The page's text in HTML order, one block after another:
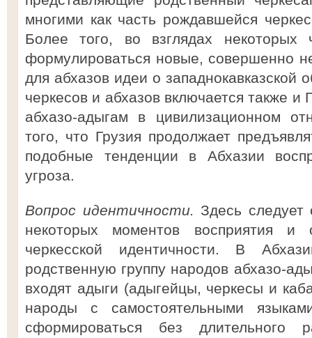
многими как часть рождавшейся
Более того, во взглядах некоторых
формулироваться новые, совершенно
для абхазов идеи о западнокавказской
черкесов и абхазов включается также и
абхазо-адыгам в цивилизационном
того, что Грузия продолжает
подобные тенденции в Абхазии
угроза.
Вопрос идентичности. Здесь следует
некоторых моментов восприятия и
черкесской идентичности. В
родственную группу народов абхазо-
входят адыги (адыгейцы, черкесы и
народы с самостоятельными
сформироваться без длительного